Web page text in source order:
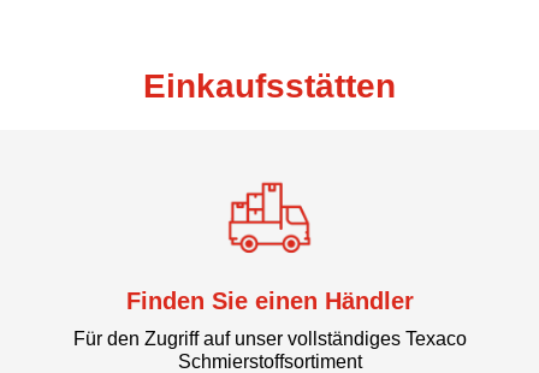
Einkaufsstätten
Finden Sie einen Händler
Für den Zugriff auf unser vollständiges Texaco
Schmierstoffsortiment